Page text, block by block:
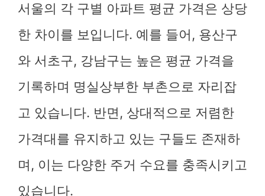
서울의 각 구별 아파트 평균 가격은 상당
한 차이를 보입니다. 예를 들어, 용산구
와 서초구, 강남구는 높은 평균 가격을
기록하며 명실상부한 부촌으로 자리잡
고 있습니다. 반면, 상대적으로 저렴한
가격대를 유지하고 있는 구들도 존재하
며, 이는 다양한 주거 수요를 충족시키고
있습니다.